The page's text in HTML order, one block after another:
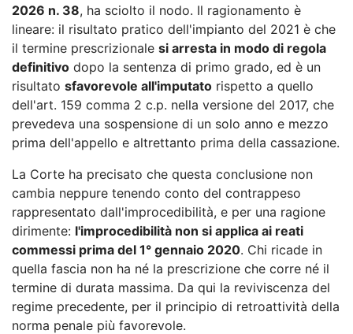
2026 n. 38, ha sciolto il nodo. Il ragionamento è
lineare: il risultato pratico dell'impianto del 2021 è che
il termine prescrizionale si arresta in modo di regola
definitivo dopo la sentenza di primo grado, ed è un
risultato sfavorevole all'imputato rispetto a quello
dell'art. 159 comma 2 c.p. nella versione del 2017, che
prevedeva una sospensione di un solo anno e mezzo
prima dell'appello e altrettanto prima della cassazione.
La Corte ha precisato che questa conclusione non
cambia neppure tenendo conto del contrappeso
rappresentato dall'improcedibilità, e per una ragione
dirimente: l'improcedibilità non si applica ai reati
commessi prima del 1° gennaio 2020. Chi ricade in
quella fascia non ha né la prescrizione che corre né il
termine di durata massima. Da qui la reviviscenza del
regime precedente, per il principio di retroattività della
norma penale più favorevole.